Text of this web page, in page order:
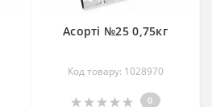
Асорті №25 0,75кг
Код товару: 1028970
0